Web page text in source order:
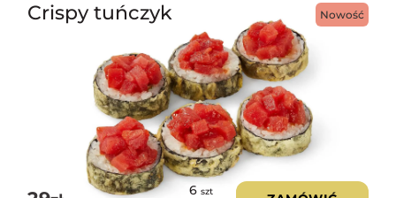
Nowość
Crispy tuńczyk
6 szt